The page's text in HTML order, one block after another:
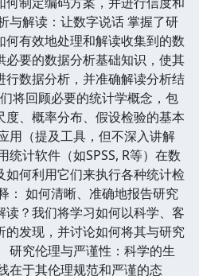
与解读：让数字说话 掌握了研
何有效地处理和解读收集到的数
必要的数据分析基础知识，使其
行数据分析，并准确解读分析结
将回顾必要的统计学概念，包
度、概率分布、假设检验的基本
用（提及工具，但不深入讲解
统计软件（如SPSS, R等）在数
如何利用它们来执行各种统计检
： 如何清晰、准确地报告研究
读？我们将学习如何以科学、客
的发现，并讨论如何将其与研究
研究伦理与严谨性：科学的生
在于其伦理规范和严谨的态